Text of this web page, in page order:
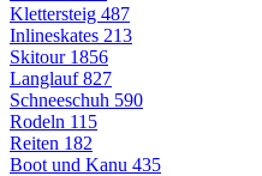
Klettersteig 487
Inlineskates 213
Skitour 1856
Langlauf827
Schneeschuh 590
Rodeln 115
Reiten 182
Boot und Kanu 435